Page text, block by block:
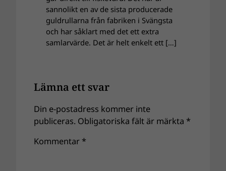
sannolikt en av de sista producerade
guldrullarna från fabriken i Svängsta
och har såklart med det ett extra
samlarvärde. Det är helt enkelt ett […]
Lämna ett svar
Din e-postadress kommer inte
publiceras. Obligatoriska fält är märkta *
Kommentar *